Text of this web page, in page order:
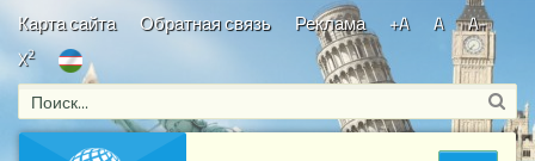
Карта сайта Обратная связь Реклама +A A
A-
X2